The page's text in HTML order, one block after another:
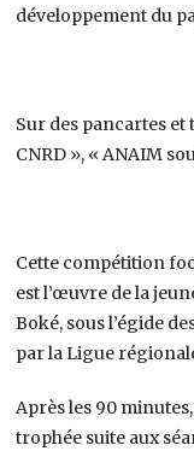
développement du
Sur des pancartes
CNRD », « ANAIM
Cette compétition
est l’œuvre de la
Boké, sous l’égide
par la Ligue
Après les 90
trophée suite aux